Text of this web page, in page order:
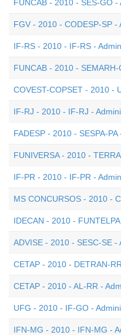
FUNCAB - 2010 - SES-GO -
FGV - 2010 - CODESP-SP -
IF-RS - 2010 - IF-RS -
FUNCAB - 2010 -
COVEST-COPSET - 2010 -
IF-RJ - 2010 - IF-RJ -
FADESP - 2010 - SESPA-
FUNIVERSA - 2010 -
IF-PR - 2010 - IF-PR -
MS CONCURSOS - 2010 -
IDECAN - 2010 -
ADVISE - 2010 - SESC-SE -
CETAP - 2010 - DETRAN-
CETAP - 2010 - AL-RR -
UFG - 2010 - IF-GO -
IFN-MG - 2010 - IFN-MG -